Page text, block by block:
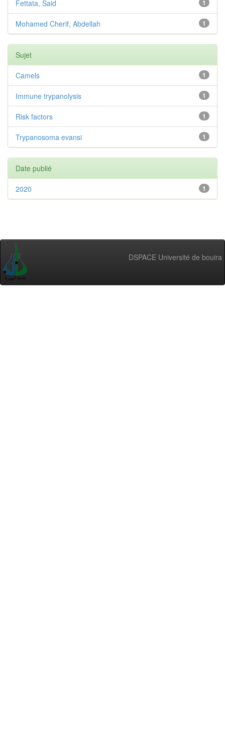
1
Fettata, Said
1
Mohamed Cherif, Abdellah
Sujet
1
Camels
1
Immune trypanolysis
1
Risk factors
1
Trypanosoma evansi
Date publié
1
2020
DSPACE Université de bouira